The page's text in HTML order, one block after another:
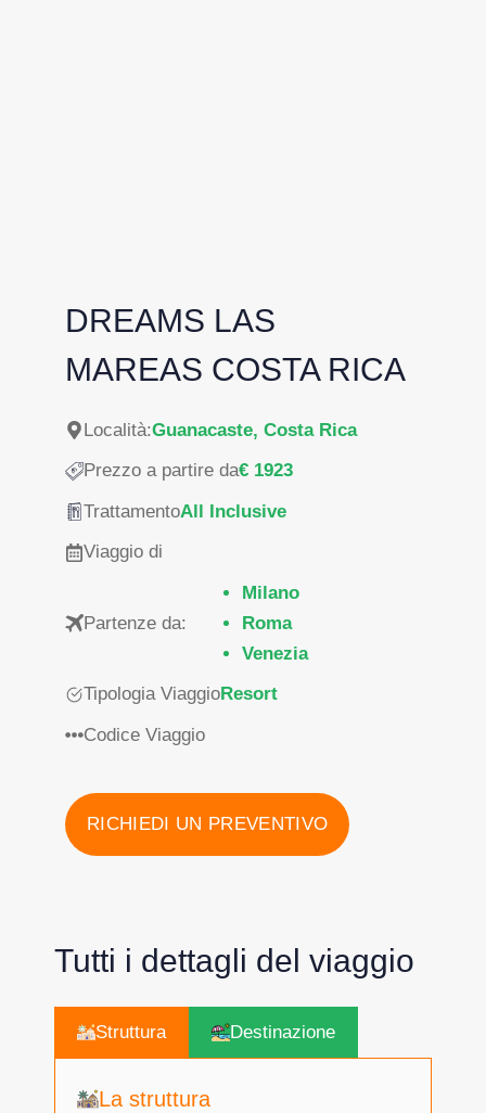
DREAMS LAS
MAREAS COSTA RICA
Località:Guanacaste, Costa Rica
Prezzo a partire da€ 1923
TrattamentoAll Inclusive
Viaggio di
Partenze da:
Milano
Roma
Venezia
Tipologia ViaggioResort
Codice Viaggio
RICHIEDI UN PREVENTIVO
Tutti i dettagli del viaggio
Struttura Destinazione
La struttura